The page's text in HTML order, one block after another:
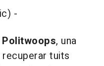
-
, una
tuits